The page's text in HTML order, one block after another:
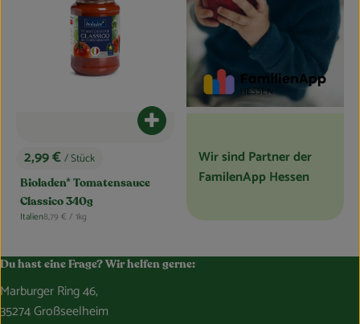
, Preis:
2,99 €/ Stück
Bioladen* Tomatensauce
Classico 340g
, Herkunft:
Italien, Referenzpreis:
8,79 € / 1kg
Produkt zum Warenkorb hinzufügen
Wir sind Partner der
FamilenApp Hessen
Du hast eine Frage? Wir helfen gerne:
Marburger Ring 46,
35274 Großseelheim